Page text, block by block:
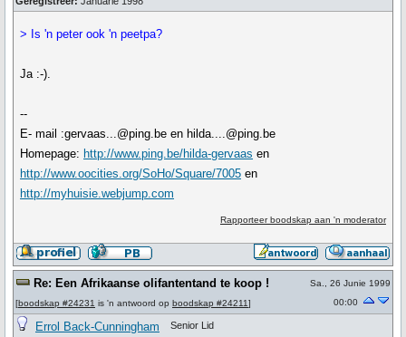
> Is 'n peter ook 'n peetpa?
Ja :-).
--
E- mail :gervaas...@ping.be en hilda....@ping.be
Homepage: http://www.ping.be/hilda-gervaas en
http://www.oocities.org/SoHo/Square/7005 en
http://myhuisie.webjump.com
Rapporteer boodskap aan 'n moderator
Re: Een Afrikaanse olifantentand te koop !
[boodskap #24231 is 'n antwoord op boodskap #24211]
Sa., 26 Junie 1999
00:00
Errol Back-Cunningham Senior Lid